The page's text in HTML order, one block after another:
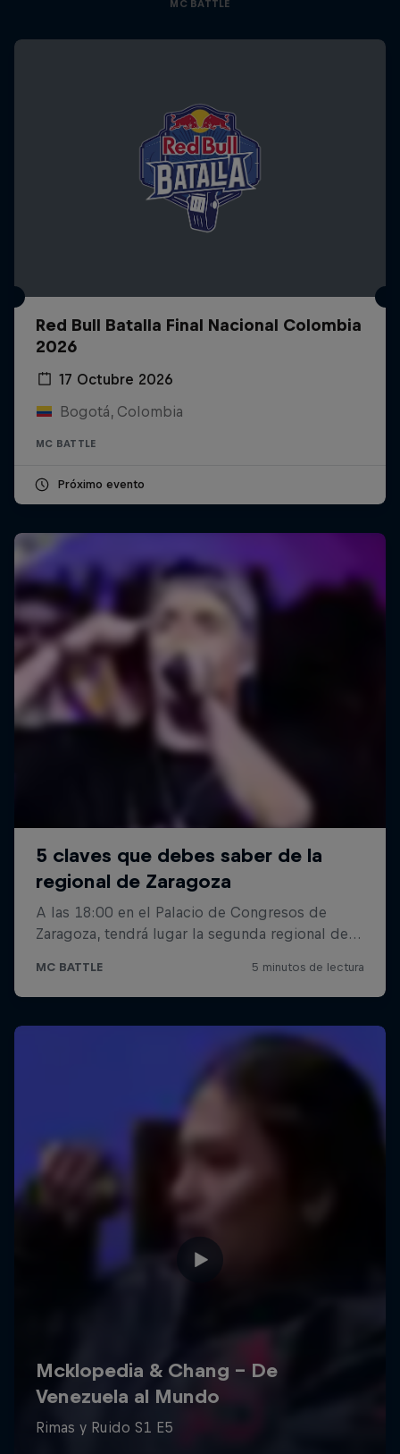
MC BATTLE
Red Bull Batalla Final Nacional Colombia
2026
17 Octubre 2026
Bogotá, Colombia
MC BATTLE
Próximo evento